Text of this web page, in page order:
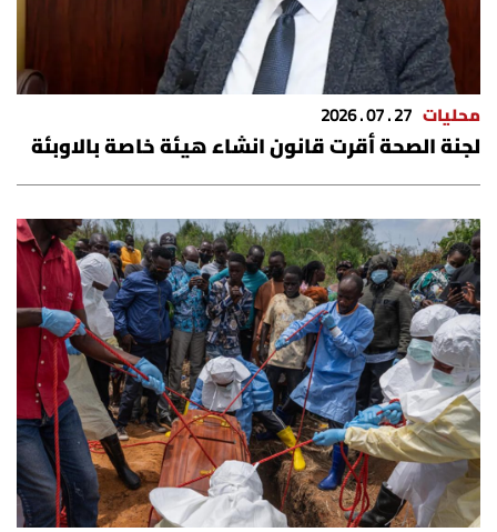
محليات 27 . 07 . 2026
لجنة الصحة أقرت قانون انشاء هيئة خاصة بالاوبئة